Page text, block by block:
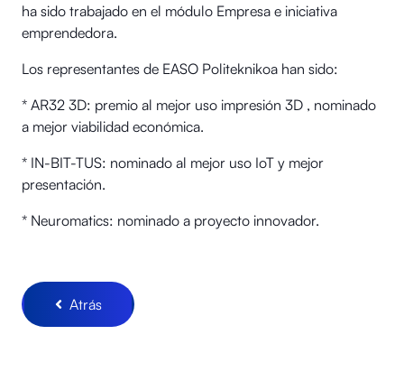
ha sido trabajado en el módulo Empresa e iniciativa
emprendedora.
Los representantes de EASO Politeknikoa han sido:
* AR32 3D: premio al mejor uso impresión 3D , nominado
a mejor viabilidad económica.
* IN-BIT-TUS: nominado al mejor uso IoT y mejor
presentación.
* Neuromatics: nominado a proyecto innovador.
Atrás